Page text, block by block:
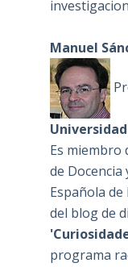
Manuel
Es miembro
de Docencia
Española
del blog de
programa